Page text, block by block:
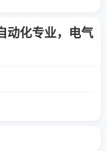
动化专业，电气